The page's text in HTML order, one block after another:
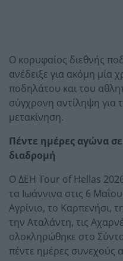
Ο κορυφαίος διεθνής
ανέδειξε για ακόμη μία
ποδηλάτου και του
σύγχρονη αντίληψη για
μετακίνηση.
Πέντε ημέρες αγώνα
διαδρομή
Ο ΔΕΗ Tour of Hellas
τα Ιωάννινα στις 6
Αγρίνιο, το Καρπενήσι,
την Αταλάντη, τις
ολοκληρώθηκε στο
πέντε ημέρες συνεχούς